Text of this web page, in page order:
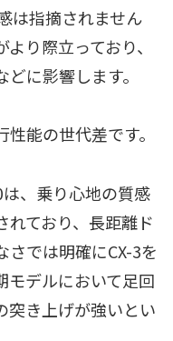
は指摘されません
り際立っており、
に影響します。
能の世代差です。
、乗り心地の質感
れており、長距離ド
では明確にCX-3を
モデルにおいて足回
突き上げが強いとい